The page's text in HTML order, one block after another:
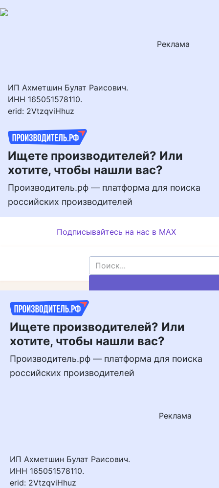
к
Реклама
ИП Ахметшин Булат Раисович.
ИНН 165051578110.
erid: 2VtzqviHhuz
Ищете производителей? Или
хотите, чтобы нашли вас?
Производитель.рф — платформа для поиска
российских производителей
Подписывайтесь на нас в MAX
Подписывайтесь
на нас в MAX
Ищете производителей? Или
хотите, чтобы нашли вас?
Производитель.рф — платформа для поиска
российских производителей
Реклама
ИП Ахметшин Булат Раисович.
ИНН 165051578110.
erid: 2VtzqviHhuz